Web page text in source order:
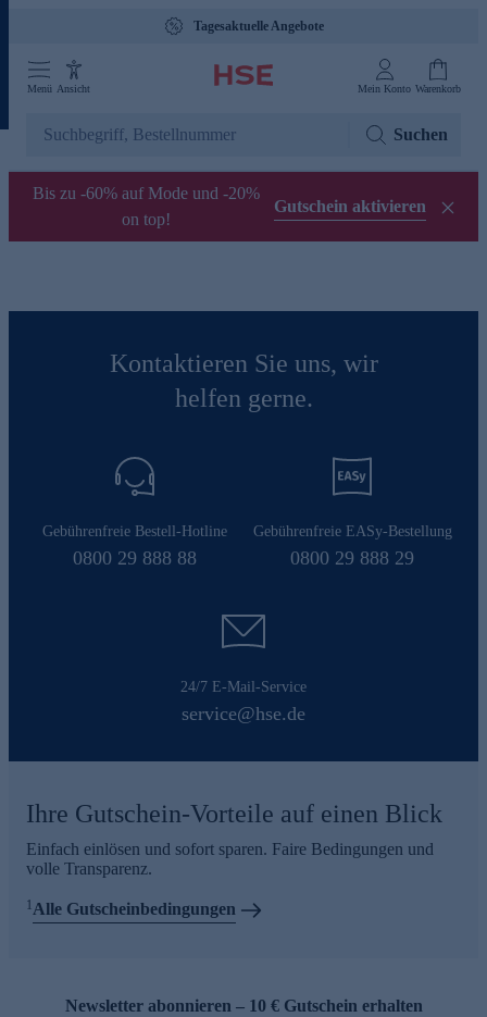
Tagesaktuelle Angebote
Menü Ansicht Mein Konto Warenkorb
Suchen
Bis zu -60% auf Mode und -20%
on top!
Gutschein aktivieren
Kontaktieren Sie uns, wir
helfen gerne.
Gebührenfreie Bestell-Hotline
0800 29 888 88
Gebührenfreie EASy-Bestellung
0800 29 888 29
24/7 E-Mail-Service
service@hse.de
Ihre Gutschein-Vorteile auf einen Blick
Einfach einlösen und sofort sparen. Faire Bedingungen und
volle Transparenz.
1Alle Gutscheinbedingungen
Newsletter abonnieren – 10 € Gutschein erhalten